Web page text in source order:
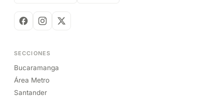
SECCIONES
Bucaramanga
Área Metro
Santander